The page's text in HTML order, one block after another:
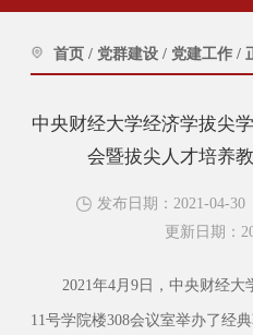
首页 / 党群建设 / 党建工作 /
中央财经大学经济学拔尖
会暨拔尖人才培养
发布日期：2021-04-30
更新日期：
2021年4月9日，中央财经
11号学院楼308会议室举办了经